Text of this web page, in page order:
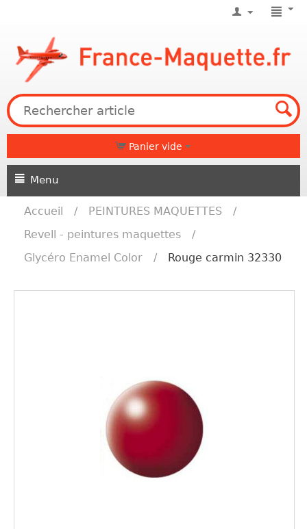
Panier vide
Menu
Accueil / PEINTURES MAQUETTES
/
Revell - peintures maquettes
/
Glycéro Enamel Color
/ Rouge carmin 32330